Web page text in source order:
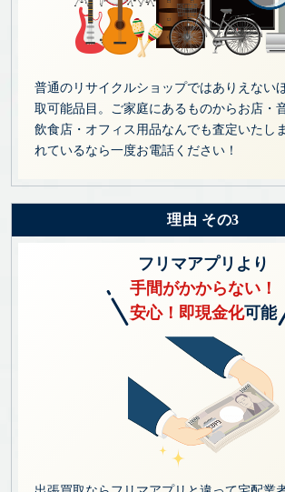
普通のリサイクルショップではありえない
取可能品目。ご家庭にあるものからお店・
飲食店・オフィス用品なんでも査定いたし
れているなら一度お電話ください！
理由 その3
フリマアプリより
手間がかからない！
安心！即現金化可能